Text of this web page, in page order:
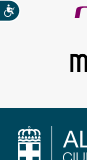
Accesibilidad